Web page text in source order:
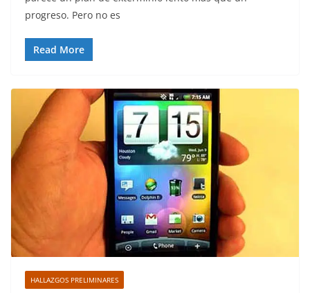
progreso. Pero no es
Read More
HALLAZGOS PRELIMINARES